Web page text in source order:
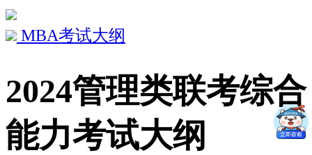
MBA考试大纲
2024管理类联考综合
能力考试大纲